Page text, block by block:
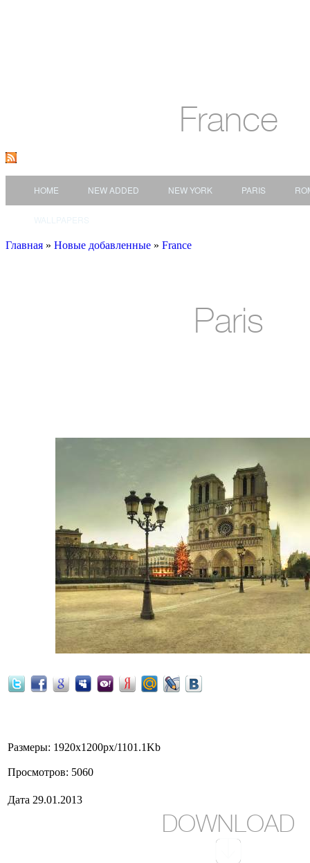
France
HOME NEW ADDED NEW YORK PARIS
Главная » Новые добавленные » France
Paris
Размеры: 1920x1200px/1101.1Kb
Просмотров: 5060
Дата 29.01.2013
DOWNLOAD